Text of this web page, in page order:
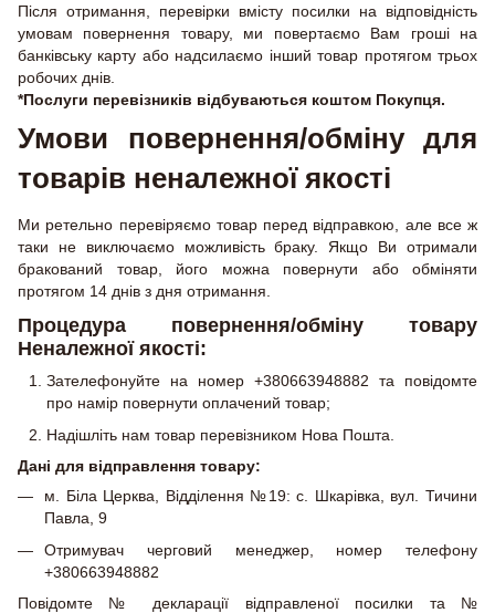
Після отримання, перевірки вмісту посилки на відповідність
умовам повернення товару, ми повертаємо Вам гроші на
банківську карту або надсилаємо інший товар протягом трьох
робочих днів.
*Послуги перевізників відбуваються коштом Покупця.
Умови повернення/обміну для
товарів неналежної якості
Ми ретельно перевіряємо товар перед відправкою, але все ж
таки не виключаємо можливість браку. Якщо Ви отримали
бракований товар, його можна повернути або обміняти
протягом 14 днів з дня отримання.
Процедура повернення/обміну товару
Неналежної якості:
Зателефонуйте на номер +380663948882 та повідомте
про намір повернути оплачений товар;
Надішліть нам товар перевізником Нова Пошта.
Дані для відправлення товару:
м. Біла Церква, Відділення №19: с. Шкарівка, вул. Тичини
Павла, 9
Отримувач черговий менеджер, номер телефону
+380663948882
Повідомте № декларації відправленої посилки та №